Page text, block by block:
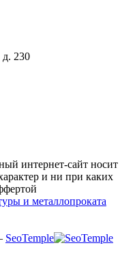
д. 230
интернет-сайт носит
и ни при каких
и металлопроката
SeoTemple